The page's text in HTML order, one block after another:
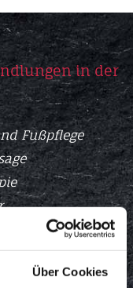
Über Cookies
in der
Fußpflege